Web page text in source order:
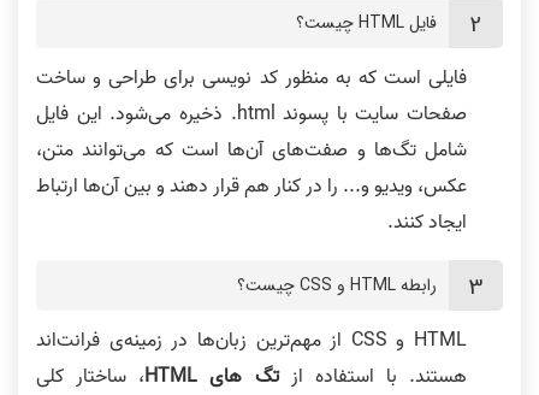
فایل HTML چیست؟
فایلی است که به منظور کد نویسی برای طراحی و ساخت
صفحات سایت با پسوند html. ذخیره می‌شود. این فایل
شامل تگ‌ها و صفت‌های آن‌ها است که می‌توانند متن،
عکس، ویدیو و... را در کنار هم قرار دهند و بین آن‌ها ارتباط
ایجاد کنند.
رابطه HTML و CSS چیست؟
HTML و CSS از مهم‌ترین زبان‌ها در زمینه‌ی فرانت‌اند
هستند. با استفاده ازتگ های HTML
، ساختار کلی